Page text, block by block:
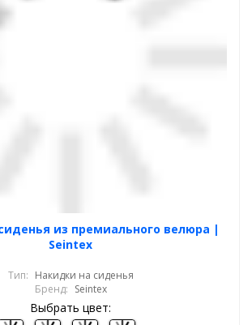
из премиального велюра |
Seintex
Тип: Накидки на сиденья
Бренд: Seintex
Выбрать цвет: